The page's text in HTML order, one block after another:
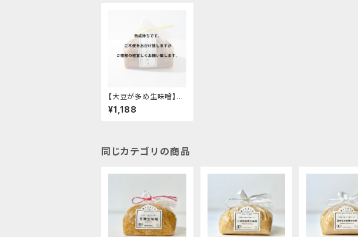
【大豆が多め生味噌】-
大豆を感じるさっぱりと
した風味-"袋入り1k
¥1,188
同じカテゴリの商品